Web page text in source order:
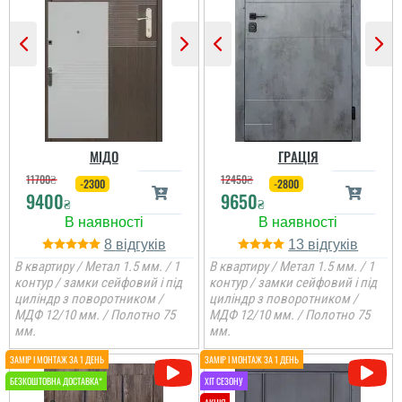
Гена
Сподобалось дуже, що
чекати не потрібно було
і встановили за декілька
днів, двері самі по собі
непогані.
МІДО
11700₴
9400₴
-2300
8
В квартиру / Метал 1.5 мм. / 1
контур / замки сейфовий і під
циліндр з поворотником /
МДФ 12/10 мм. / Полотно 75
мм.
ГРАЦІЯ
12450₴
9650₴
-2800
13
В квартиру / Метал 1.5 мм. / 1
контур / замки сейфовий і під
циліндр з поворотником /
МДФ 12/10 мм. / Полотно 75
мм.